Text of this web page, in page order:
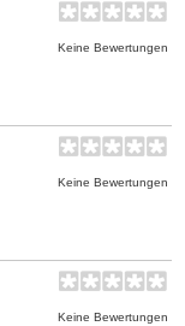
Keine Bewertungen
Keine Bewertungen
Keine Bewertungen